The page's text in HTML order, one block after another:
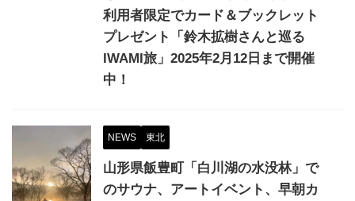
利用者限定でカード＆ブックレット
プレゼント「鈴木拡樹さんと巡る
IWAMI旅」2025年2月12日まで開催
中！
NEWS 東北
山形県飯豊町「白川湖の水没林」で
のサウナ、アートイベント、早朝カ